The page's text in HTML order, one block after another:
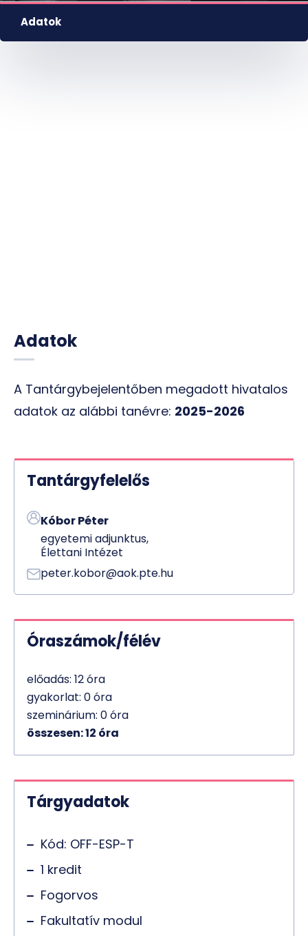
Adatok
A Tantárgybejelentőben megadott hivatalos
adatok az alábbi tanévre: 2025-2026
Tantárgyfelelős
Kóbor Péter
egyetemi adjunktus,
Élettani Intézet
peter.kobor@aok.pte.hu
Óraszámok/félév
előadás: 12 óra
gyakorlat: 0 óra
szeminárium: 0 óra
összesen: 12 óra
Tárgyadatok
Kód: OFF-ESP-T
1 kredit
Fogorvos
Fakultatív modul
Adatok